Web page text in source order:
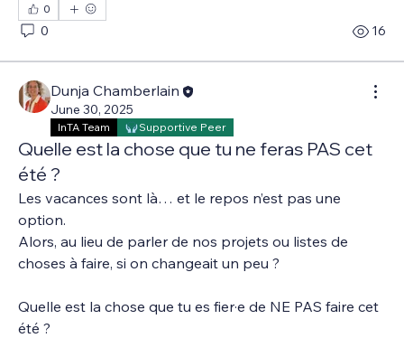
0
0 16
Dunja Chamberlain
June 30, 2025
InTA Team Supportive Peer
Quelle est la chose que tu ne feras PAS cet
été ?
Les vacances sont là… et le repos n’est pas une
option.
Alors, au lieu de parler de nos projets ou listes de
choses à faire, si on changeait un peu ?
Quelle est la chose que tu es fier·e de NE PAS faire cet
été ?